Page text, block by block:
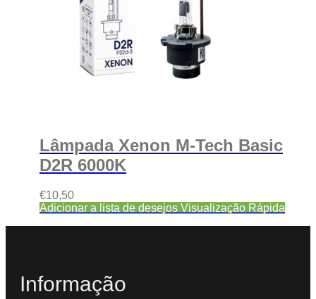
Lâmpada Xenon M-Tech Basic
D2R 6000K
€10,50
Adicionar a lista de desejos Visualização Rápida
Informação